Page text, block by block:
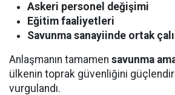
Askeri personel değişimi
Eğitim faaliyetleri
Savunma sanayiinde ortak
Anlaşmanın tamamen savunma
ülkenin toprak güvenliğini
vurgulandı.